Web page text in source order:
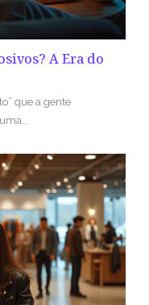
A Era do
que a gente